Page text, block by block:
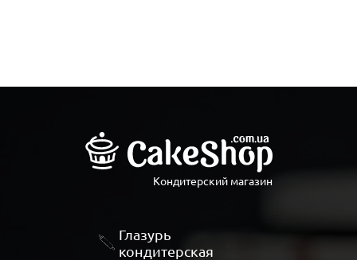
Кондитерский магазин
Глазурь
кондитерская